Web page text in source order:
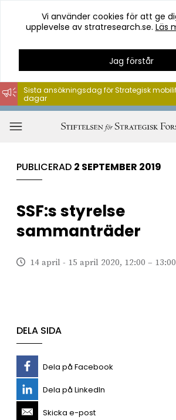
Hoppa
till
innehåll
Vi använder cookies för att ge
upplevelse av stratresearch.se. Läs
Jag förstår
Sista ansökningsdag för Strategisk
dagar
PUBLICERAD 2 SEPTEMBER 2019
SSF:s styrelse
sammanträder
14 april - 15 april 2020, 12:00 – 13:00
DELA SIDA
Dela på Facebook
Dela på LinkedIn
Skicka e-post